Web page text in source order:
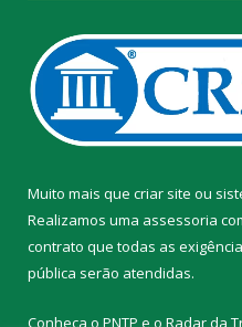
Muito mais que criar site ou
Realizamos uma assessoria
contrato que todas as
pública serão atendidas.
Conheça o PNTP e o Radar da